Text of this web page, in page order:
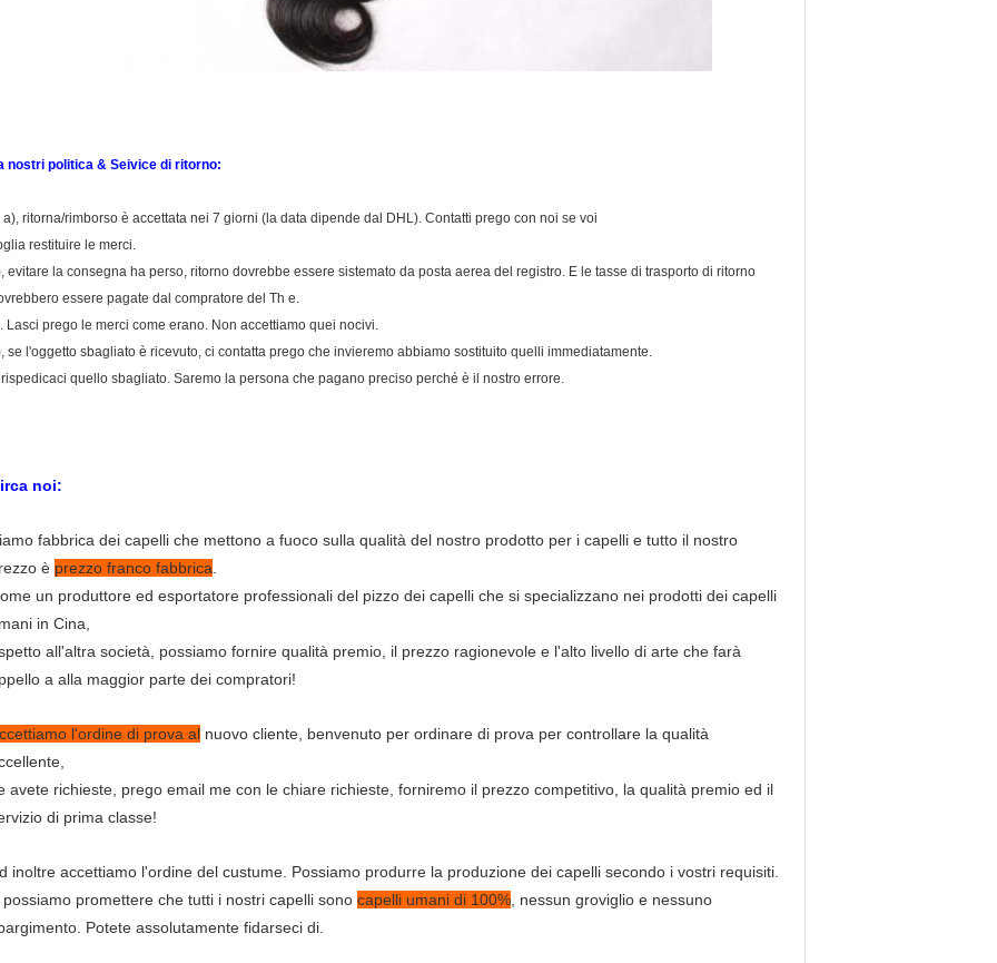
nostri politica & Seivice di ritorno:
a), ritorna/rimborso è accettata nei 7 giorni (la data dipende dal DHL). Contatti prego con noi se voi
restituire le merci.
evitare la consegna ha perso, ritorno dovrebbe essere sistemato da posta aerea del registro. E le tasse di trasporto di ritorno
essere pagate dal compratore del Th e.
Lasci prego le merci come erano. Non accettiamo quei nocivi.
se l'oggetto sbagliato è ricevuto, ci contatta prego che invieremo abbiamo sostituito quelli immediatamente.
rispedicaci quello sbagliato. Saremo la persona che pagano preciso perché è il nostro errore.
noi:
fabbrica dei capelli che mettono a fuoco sulla qualità del nostro prodotto per i capelli e tutto il nostro
è prezzo franco fabbrica
un produttore ed esportatore professionali del pizzo dei capelli che si specializzano nei prodotti dei capelli
in Cina,
all'altra società, possiamo fornire qualità premio, il prezzo ragionevole e l'alto livello di arte che farà
a alla maggior parte dei compratori!
l'ordine di prova al nuovo cliente, benvenuto per ordinare di prova per controllare la qualità
avete richieste, prego email me con le chiare richieste, forniremo il prezzo competitivo, la qualità premio ed il
di prima classe!
inoltre accettiamo l'ordine del custume. Possiamo produrre la produzione dei capelli secondo i vostri requisiti.
possiamo promettere che tutti i nostri capelli sono capelli umani di 100% , nessun groviglio e nessuno
Potete assolutamente fidarseci di.